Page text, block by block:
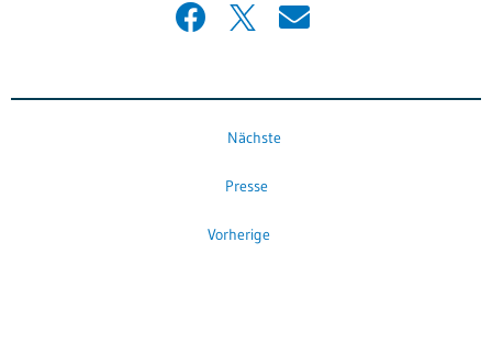
Nächste
Presse
Vorherige